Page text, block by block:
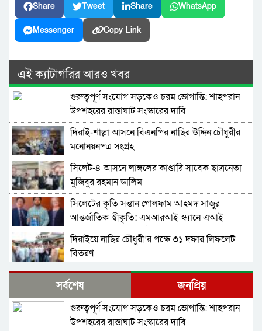
Share Tweet Share WhatsApp
Messenger Copy Link
এই ক্যাটাগরির আরও খবর
গুরুত্বপূর্ণ সংযোগ সড়কেও চরম ভোগান্তি: শাহপরান
উপশহরের রাস্তাঘাট সংস্কারের দাবি
দিরাই-শাল্লা আসনে বিএনপির নাছির উদ্দিন চৌধুরীর
মনোনয়নপত্র সংগ্রহ
সিলেট-৪ আসনে লাঙ্গলের কাণ্ডারি সাবেক ছাত্রনেতা
মুজিবুর রহমান ডালিম
সিলেটের কৃতি সন্তান গোলফাম আহমদ সাজুর
আন্তর্জাতিক স্বীকৃতি: এমআরআই স্ক্যানে এআই
প্রয়োগে পিএইচডি অর্জন
দিরাইয়ে নাছির চৌধুরী’র পক্ষে ৩১ দফার লিফলেট
বিতরণ
কোম্পানীগঞ্জে বিএনপির ‘রাষ্ট্র কাঠামো মেরামত’ ৩১
দফার লিফলেট বিতরণ ও গণসংযোগ
জকিগঞ্জে আইনের তোয়াক্কা নেই! খাসজমি দখল করে
নির্বিঘ্নে ভবন বানাচ্ছেন সোনাসার বাজার কমিটির নেতা
সর্বশেষ জনপ্রিয়
গুরুত্বপূর্ণ সংযোগ সড়কেও চরম ভোগান্তি: শাহপরান
উপশহরের রাস্তাঘাট সংস্কারের দাবি